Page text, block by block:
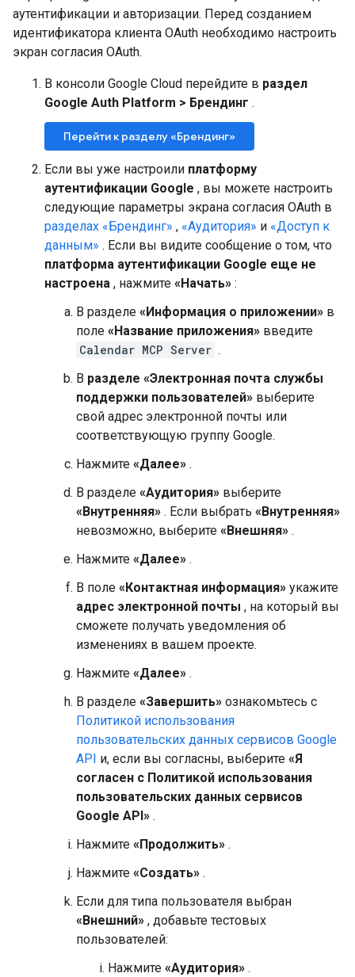
аутентификации и авторизации. Перед созданием
идентификатора клиента OAuth необходимо настроить
экран согласия OAuth.
В консоли Google Cloud перейдите в раздел
Google Auth Platform > Брендинг .
Перейти к разделу «Брендинг»
Если вы уже настроили платформу
аутентификации Google , вы можете настроить
следующие параметры экрана согласия OAuth в
разделах «Брендинг» , «Аудитория» и «Доступ к
данным» . Если вы видите сообщение о том, что
платформа аутентификации Google еще не
настроена , нажмите «Начать» :
В разделе «Информация о приложении» в
поле «Название приложения» введите
Calendar MCP Server .
В разделе «Электронная почта службы
поддержки пользователей» выберите
свой адрес электронной почты или
соответствующую группу Google.
Нажмите «Далее» .
В разделе «Аудитория» выберите
«Внутренняя» . Если выбрать «Внутренняя»
невозможно, выберите «Внешняя» .
Нажмите «Далее» .
В поле «Контактная информация» укажите
адрес электронной почты , на который вы
сможете получать уведомления об
изменениях в вашем проекте.
Нажмите «Далее» .
В разделе «Завершить» ознакомьтесь с
Политикой использования
пользовательских данных сервисов Google
API и, если вы согласны, выберите «Я
согласен с Политикой использования
пользовательских данных сервисов
Google API» .
Нажмите «Продолжить» .
Нажмите «Создать» .
Если для типа пользователя выбран
«Внешний» , добавьте тестовых
пользователей:
Нажмите «Аудитория» .